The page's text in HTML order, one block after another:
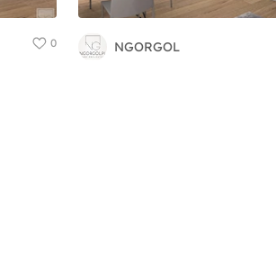
0 NGORGOL